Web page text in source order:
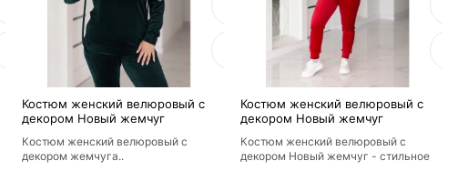
Костюм женский велюровый с
декором Новый жемчуг
Костюм женский велюровый с
декором жемчуга..
Костюм женский велюровый с
декором Новый жемчуг
Костюм женский велюровый с
декором Новый жемчуг - стильное